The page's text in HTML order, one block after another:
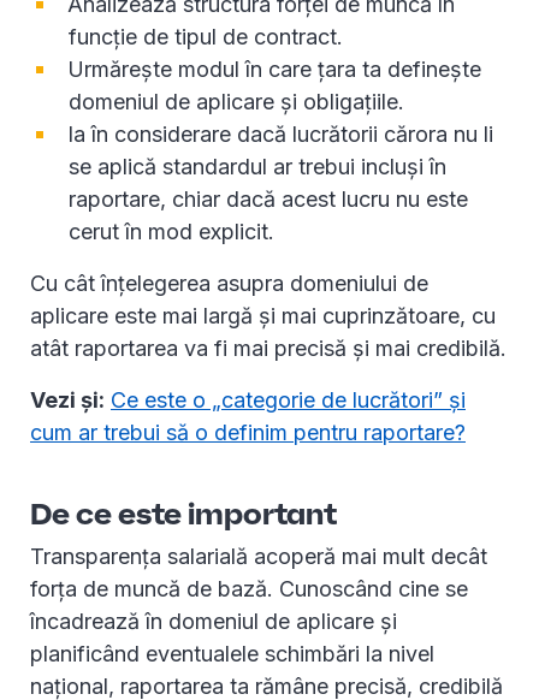
funcție de tipul de contract.
Urmărește modul în care țara ta definește
domeniul de aplicare și obligațiile.
Ia în considerare dacă lucrătorii cărora nu li
se aplică standardul ar trebui incluși în
raportare, chiar dacă acest lucru nu este
cerut în mod explicit.
Cu cât înțelegerea asupra domeniului de
aplicare este mai largă și mai cuprinzătoare, cu
atât raportarea va fi mai precisă și mai credibilă.
Vezi și: Ce este o „categorie de lucrători” și
cum ar trebui să o definim pentru raportare?
De ce este important
Transparența salarială acoperă mai mult decât
forța de muncă de bază. Cunoscând cine se
încadrează în domeniul de aplicare și
planificând eventualele schimbări la nivel
național, raportarea ta rămâne precisă, credibilă